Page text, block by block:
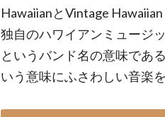
HawaiianとVintage
独自のハワイアンミュージ
というバンド名の意味であ
いう意味にふさわしい音楽